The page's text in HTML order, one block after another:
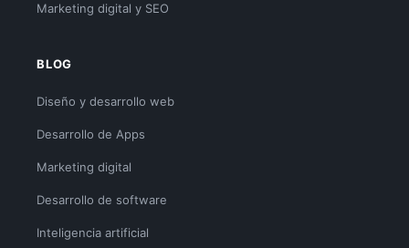
Marketing digital y SEO
BLOG
Diseño y desarrollo web
Desarrollo de Apps
Marketing digital
Desarrollo de software
Inteligencia artificial